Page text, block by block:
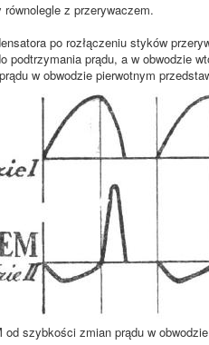
równolegle z przerywaczem.
po rozłączeniu styków
podtrzymania prądu, a w obwodzie
w obwodzie pierwotnym
szybkości zmian prądu w